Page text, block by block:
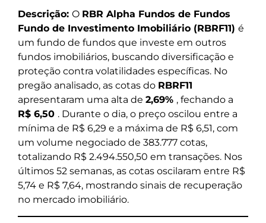
Descrição: O RBR Alpha Fundos de Fundos
Fundo de Investimento Imobiliário (RBRF11) é
um fundo de fundos que investe em outros
fundos imobiliários, buscando diversificação e
proteção contra volatilidades específicas. No
pregão analisado, as cotas do RBRF11
apresentaram uma alta de 2,69% , fechando a
R$ 6,50 . Durante o dia, o preço oscilou entre a
mínima de R$ 6,29 e a máxima de R$ 6,51, com
um volume negociado de 383.777 cotas,
totalizando R$ 2.494.550,50 em transações. Nos
últimos 52 semanas, as cotas oscilaram entre R$
5,74 e R$ 7,64, mostrando sinais de recuperação
no mercado imobiliário.